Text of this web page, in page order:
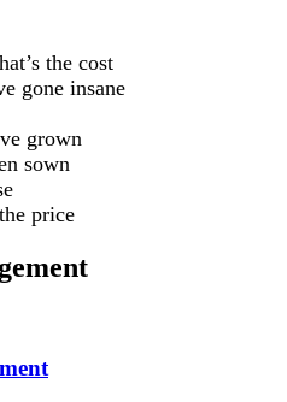
the cost
gone insane
grown
sown
price